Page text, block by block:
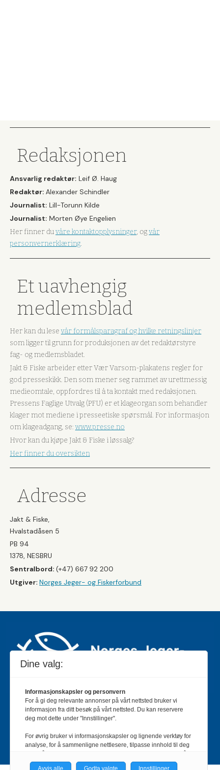
Redaksjonen
Ansvarlig redaktør: Leif Ø. Haug
Redaktør: Alexander Schindler
Journalist: Lill-Torunn Kilde
Journalist: Morten Øye Engelien
Her finner duvåre kontaktopplysninger, ogvår
personvernerklæring.
Et uavhengig
medlemsblad
Her kan du lese vår formålsparagraf og hvilke retningslinjer
som ligger til grunn for produksjonen av det redaktørstyre
fag- og medlemsbladet.
Jakt & Fiske arbeider etter Vær Varsom-plakatens regler for
god presseskikk. Den som mener seg rammet av urettmessig
medieomtale, oppfordres til å ta kontakt med redaksjonen.
Pressens Faglige Utvalg (PFU) er et klageorgan som behandler
klager mot mediene i presseetiske spørsmål. For informasjon
om klageadgang, se: www.presse.no
Hvor kan du kjøpe Jakt & Fiske i løssalg?
Her finner du oversikten
Adresse
Jakt & Fiske,
Hvalstadåsen 5
PB 94
1378, NESBRU
Sentralbord: (+47) 667 92 200
Utgiver: Norges Jeger- og Fiskerforbund
Jakt & Fiske er landets største og eldste magasin for
jakt- og fiskeinteresserte med 195 000 månedlige
Bladet er en månedlig publikasjon og utgis av Norges
Jeger- og Fiskerforbund.
Meld deg inn her
Dine valg:
Informasjonskapsler og personvern
For å gi deg relevante annonser på vårt nettsted bruker vi
informasjon fra ditt besøk på vårt nettsted. Du kan reservere
deg mot dette under "Innstillinger".
For øvrig bruker vi informasjonskapsler og lignende verktøy for
analyse, for å sammenligne nettlesere, tilpasse innhold til deg
personvernerklæring.
Avvis alle
Godta valgte Innstillinger